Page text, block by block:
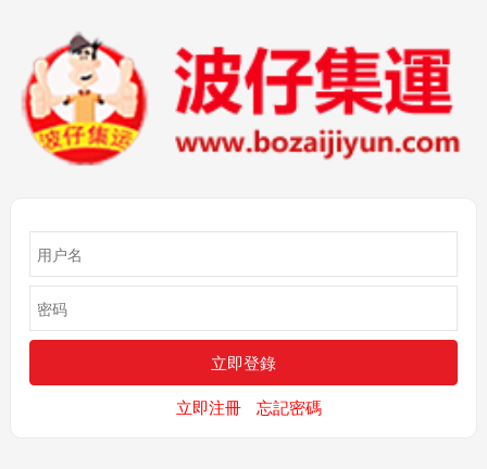
立即注冊 忘記密碼